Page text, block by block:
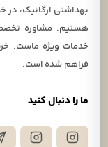
ما را دنبال کنید
بهداشتی ارگانیک، در
هستیم. مشاوره
خدمات ویژه ماست.
فراهم شده است.